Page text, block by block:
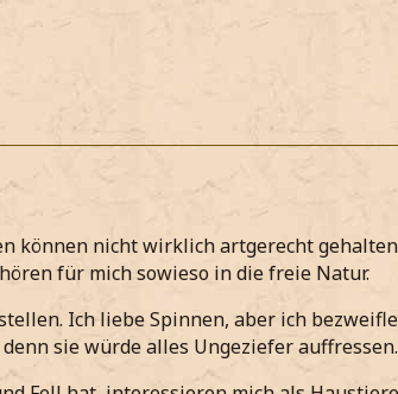
können nicht wirklich artgerecht
für mich sowieso in die freie Natur.
Ich liebe Spinnen, aber ich
sie würde alles Ungeziefer auffressen.